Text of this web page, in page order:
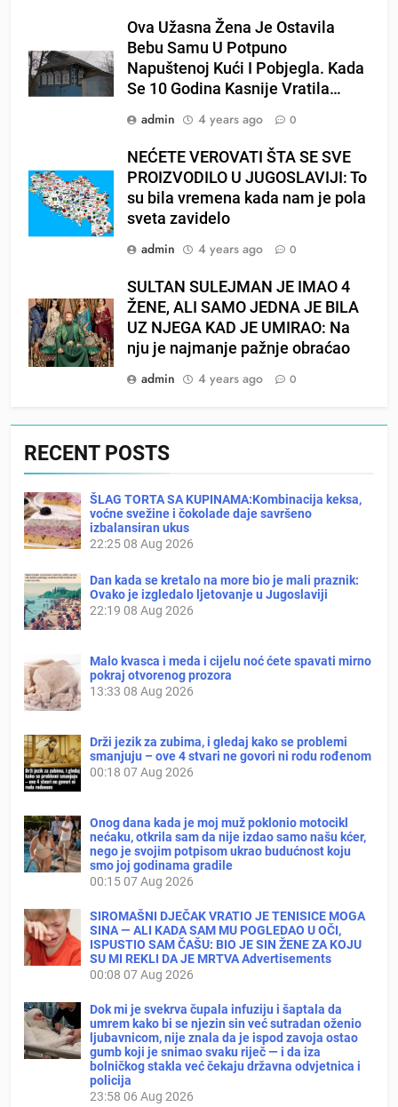
Ova Užasna Žena Je Ostavila
Bebu Samu U Potpuno
Napuštenoj Kući I Pobjegla. Kada
Se 10 Godina Kasnije Vratila…
admin
4 years ago 0
NEĆETE VEROVATI ŠTA SE SVE
PROIZVODILO U JUGOSLAVIJI: To
su bila vremena kada nam je pola
sveta zavidelo
admin
4 years ago 0
SULTAN SULEJMAN JE IMAO 4
ŽENE, ALI SAMO JEDNA JE BILA
UZ NJEGA KAD JE UMIRAO: Na
nju je najmanje pažnje obraćao
admin
4 years ago 0
RECENT POSTS
ŠLAG TORTA SA KUPINAMA:Kombinacija keksa,
voćne svežine i čokolade daje savršeno
izbalansiran ukus
22:2508 Aug 2026
Dan kada se kretalo na more bio je mali praznik:
Ovako je izgledalo ljetovanje u Jugoslaviji
22:19 08 Aug 2026
Malo kvasca i meda i cijelu noć ćete spavati mirno
pokraj otvorenog prozora
13:33 08 Aug 2026
Drži jezik za zubima, i gledaj kako se problemi
smanjuju – ove 4 stvari ne govori ni rodu rođenom
00:18 07 Aug 2026
Onog dana kada je moj muž poklonio motocikl
nećaku, otkrila sam da nije izdao samo našu kćer,
nego je svojim potpisom ukrao budućnost koju
smo joj godinama gradile
00:1507 Aug 2026
SIROMAŠNI DJEČAK VRATIO JE TENISICE MOGA
SINA — ALI KADA SAM MU POGLEDAO U OČI,
ISPUSTIO SAM ČAŠU: BIO JE SIN ŽENE ZA KOJU
SU MI REKLI DA JE MRTVA Advertisements
00:08 07 Aug 2026
Dok mi je svekrva čupala infuziju i šaptala da
umrem kako bi se njezin sin već sutradan oženio
ljubavnicom, nije znala da je ispod zavoja ostao
gumb koji je snimao svaku riječ — i da iza
bolničkog stakla već čekaju državna odvjetnica i
policija
23:58 06 Aug 2026